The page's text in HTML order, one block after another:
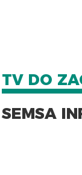
TV DO
SEMSA